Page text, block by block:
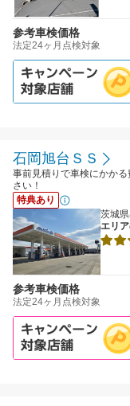
参考車検価格
法定24ヶ月点検対象
石岡旭台ＳＳ
事前見積りで車検にかか
さい！
特典あり
茨城
エリ
参考車検価格
法定24ヶ月点検対象